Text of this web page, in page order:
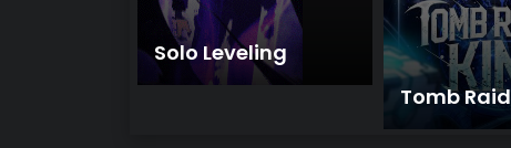
Solo Leveling
Tomb